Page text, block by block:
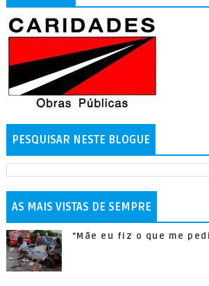
PESQUISAR NESTE BLOGUE
AS MAIS VISTAS DE SEMPRE
"Mãe eu fiz o que me